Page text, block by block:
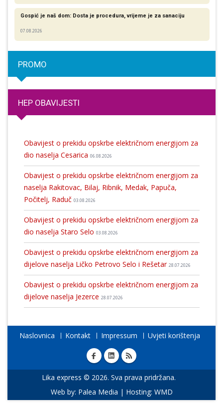
Gospić je naš dom: Dosta je procedura, vrijeme je za sanaciju
07.08.2026
PROMO
HEP OBAVIJESTI
Obavijest o prekidu opskrbe električnom energijom za
dio naselja Cesarica 06.08.2026
Obavijest o prekidu opskrbe električnom energijom za
naselja Rakitovac, Bilaj, Ribnik, Medak, Papuča,
Počitelj, Raduč 03.08.2026
Obavijest o prekidu opskrbe električnom energijom za
dio naselja Staro Selo 03.08.2026
Obavijest o prekidu opskrbe električnom energijom za
dijelove naselja Ličko Petrovo Selo i Rešetar 28.07.2026
Obavijest o prekidu opskrbe električnom energijom za
dijelove naselja Jezerce 28.07.2026
Naslovnica Kontakt Impressum Uvjeti korištenja
Lika express © 2026. Sva prava pridržana.
Web by: Palea Media | Hosting: WMD